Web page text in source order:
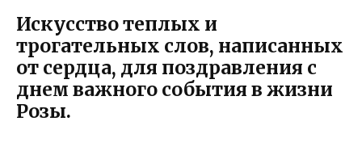
Искусство теплых и
трогательных слов, написанных
от сердца, для поздравления с
днем важного события в жизни
Розы.